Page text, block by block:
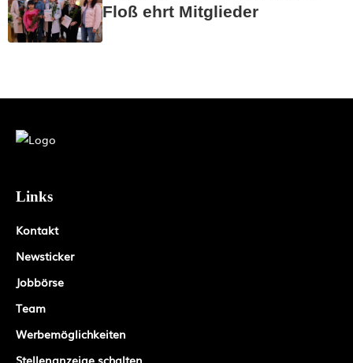
Floß ehrt Mitglieder
Links
Kontakt
Newsticker
Jobbörse
Team
Werbemöglichkeiten
Stellenanzeige schalten